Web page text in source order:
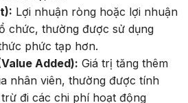
Lợi nhuận ròng hoặc lợi nhuận
chức, thường được sử dụng
phức tạp hơn.
Added): Giá trị tăng thêm
nhân viên, thường được tính
đi các chi phí hoạt động